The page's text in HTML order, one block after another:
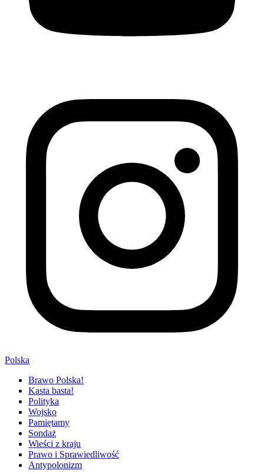
Polska
Brawo Polska!
Kasta basta!
Polityka
Wojsko
Pamiętamy
Sondaż
Wieści z kraju
Prawo i Sprawiedliwość
Antypolonizm